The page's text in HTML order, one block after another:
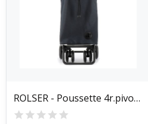
ROLSER - Poussette 4r.pivotantes Imax gris foncé